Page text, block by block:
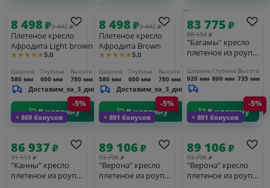
8 498₽9 442 ₽
Плетеное кресло
Афродита Light brown
★★★★★5.0
Ширина
580 мм
Глубина
600 мм
Высота
780 мм
Доставим_за_3_дня
В корзину
8 498₽9 442 ₽
Плетеное кресло
Афродита Brown
★★★★★5.0
Ширина
580 мм
Глубина
600 мм
Высота
780 мм
Доставим_за_3_дня
В корзину
83 775₽
88 184 ₽
"Багамы" кресло
плетеное из роупа,
коричневый
(RAL8016) муар,
роуп BZ23-ED31,
ткань темно-серая
027
Ширина
920 мм
Глубина
800 мм
Высота
735 мм
В корзину
+ 869 бонусов
-5%
86 937₽
91 513 ₽
"Канны" кресло
плетеное из роупа,
+ 891 бонусов
-5%
89 106₽
93 796 ₽
"Верона" кресло
плетеное из роупа,
+ 891 бонусов
-5%
89 106₽
93 796 ₽
"Верона" кресло
плетеное из роупа,